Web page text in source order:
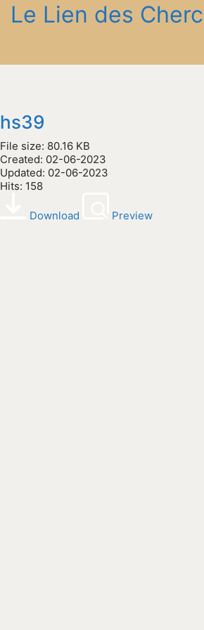
Le Lien des
hs39
File size: 80.16 KB
Created: 02-06-2023
Updated: 02-06-2023
Hits: 158
Download Preview